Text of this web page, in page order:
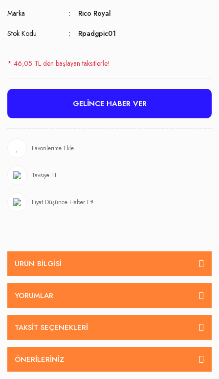
Marka Rico Royal
Stok Kodu Rpadgpic01
* 46,05 TL den başlayan taksitlerle!
GELİNCE HABER VER
Tavsiye Et
Fiyat Düşünce Haber Et!
ÜRÜN BILGISI
YORUMLAR
TAKSIT SEÇENEKLERI
ÖNERILERINIZ